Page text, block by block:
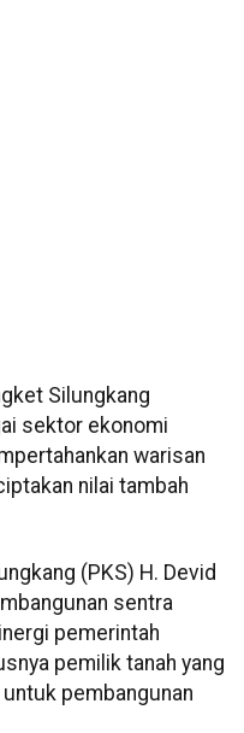
Silungkang
sektor ekonomi
warisan
nilai tambah
(PKS) H. Devid
sentra
pemerintah
pemilik tanah yang
pembangunan